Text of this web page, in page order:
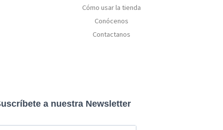
Cómo usar la tienda
Conócenos
Contactanos
a nuestra Newsletter